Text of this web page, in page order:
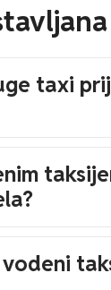
taxi